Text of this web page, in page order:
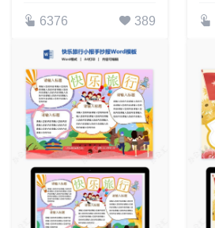
6376 389